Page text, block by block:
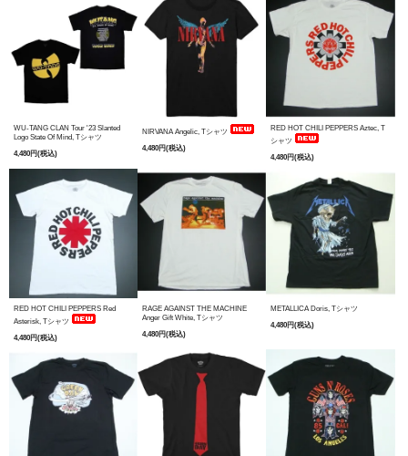
WU-TANG CLAN Tour '23 Slanted
Logo State Of Mind, Tシャツ
4,480円(税込)
NIRVANA Angelic, Tシャツ
4,480円(税込)
RED HOT CHILI PEPPERS Aztec, T
シャツ
4,480円(税込)
RED HOT CHILI PEPPERS Red
Asterisk, Tシャツ
4,480円(税込)
RAGE AGAINST THE MACHINE
Anger Gift White, Tシャツ
4,480円(税込)
METALLICA Doris, Tシャツ
4,480円(税込)